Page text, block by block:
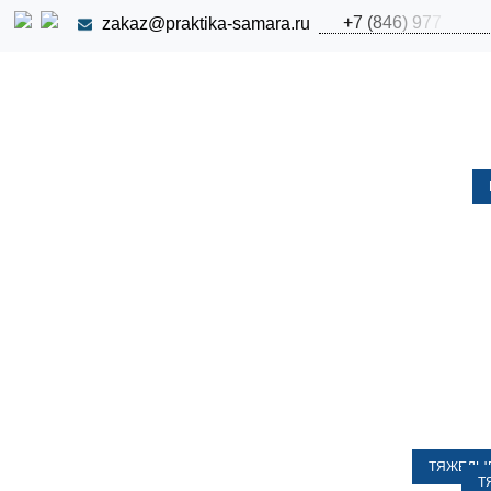
zakaz@praktika-samara.ru +7 (846) 977